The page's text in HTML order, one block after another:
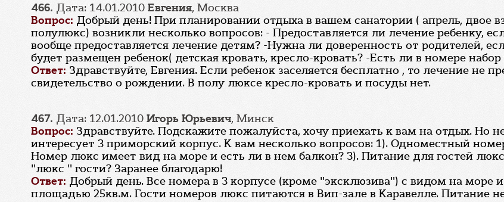
466. Дата: 14.01.2010 Евгения, Москва
Вопрос: Добрый день! При планировании отдыха в вашем санатории ( апрель, двое
полулюкс) возникли несколько вопросов: - Предоставляется ли лечение ребенку,
вообще предоставляется лечение детям? -Нужна ли доверенность от родителей,
будет размещен ребенок( детская кровать, кресло-кровать? -Есть ли в номере
Ответ: Здравствуйте, Евгения. Если ребенок заселяется бесплатно , то лечение не
свидетельство о рождении. В полу люксе кресло-кровать и посуды нет.
467. Дата: 12.01.2010 Игорь Юрьевич, Минск
Вопрос: Здравствуйте. Подскажите пожалуйста, хочу приехать к вам на отдых. Но
интересует 3 приморский корпус. К вам несколько вопросов: 1). Одноместный
Номер люкс имеет вид на море и есть ли в нем балкон? 3). Питание для гостей
"люкс " гости? Заранее благодарю!
Ответ: Добрый день. Все номера в 3 корпусе (кроме "эксклюзива") с видом на
площадью 25кв.м. Гости номеров люкс питаются в Вип-зале в Каравелле. Питание